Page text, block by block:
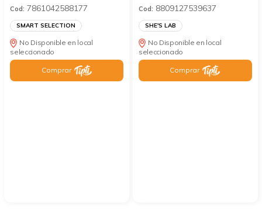
Cod: 7861042588177
SMART SELECTION
No Disponible en local
seleccionado
Comprar
Cod: 8809127539637
SHE'S LAB
No Disponible en local
seleccionado
Comprar